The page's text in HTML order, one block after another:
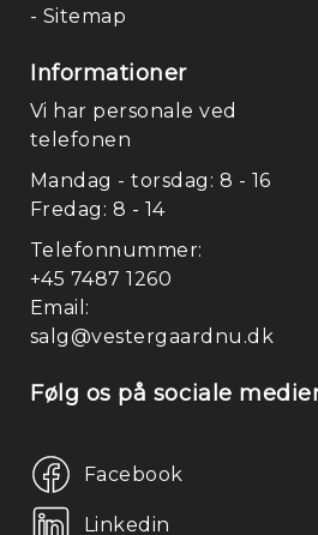
- Sitemap
Informationer
Vi har personale ved
telefonen
Mandag - torsdag: 8 - 16
Fredag: 8 - 14
Telefonnummer:
+45 7487 1260
Email:
salg@vestergaardnu.dk
Følg os på sociale
Facebook
Linkedin